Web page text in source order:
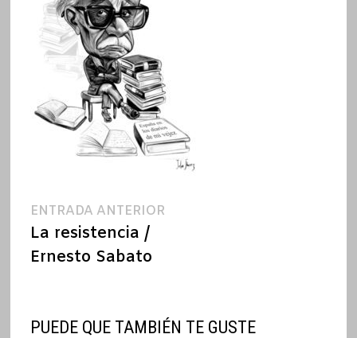
Navegación
de
ENTRADA ANTERIOREntrada
La resistencia /
Ernesto Sabato
PUEDE QUE TAMBIÉN TE GUSTE